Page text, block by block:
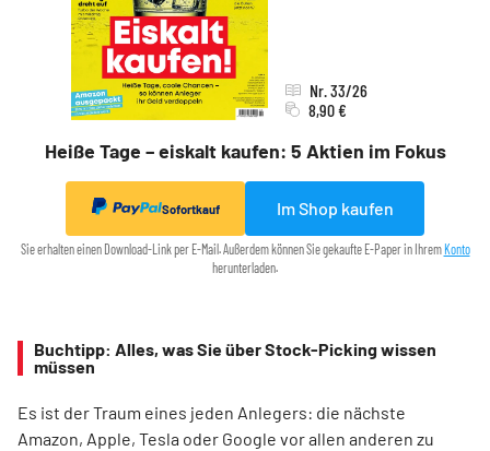
Heiße Tage – eiskalt kaufen: 5 Aktien im Fokus
Nr. 33/26
8,90 €
Sofortkauf Im Shop kaufen
Sie erhalten einen Download-Link per E-Mail. Außerdem können Sie gekaufte E-Paper in Ihrem Konto
herunterladen.
Buchtipp: Alles, was Sie über Stock-Picking wissen
müssen
Es ist der Traum eines jeden Anlegers: die nächste
Amazon, Apple, Tesla oder Google vor allen anderen zu